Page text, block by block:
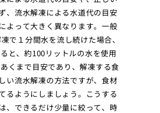
、流水解凍による水道代の目安
よって大きく異なります。一般
で１分間水を流し続けた場合、
と、約100リットルの水を使用
くまで目安であり、解凍する食
い流水解凍の方法ですが、食材
るようにしましょう。こうする
、できるだけ少量に絞って、時